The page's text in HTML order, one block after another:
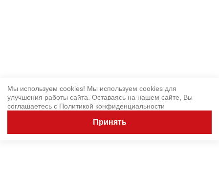
Мы используем cookies! Мы используем cookies для
улучшения работы сайта. Оставаясь на нашем сайте, Вы
соглашаетесь с Политикой конфиденциальности
Принять